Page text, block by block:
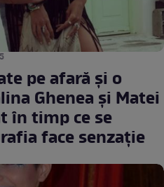
pe afară şi o
Ghenea şi Matei
în timp ce se
face senzaţie